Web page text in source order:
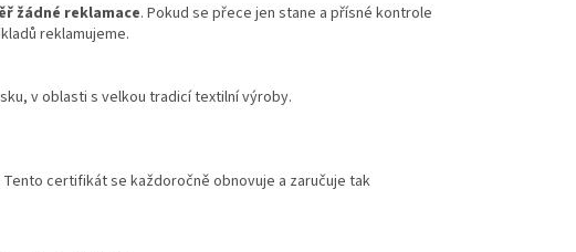
žádné reklamace. Pokud se přece jen stane a přísné kontrole
reklamujeme.
v oblasti s velkou tradicí textilní výroby.
Tento certifikát se každoročně obnovuje a zaručuje tak